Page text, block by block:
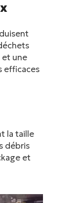
une
efficaces
la taille
débris
et